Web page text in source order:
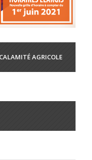
AGRICOLE